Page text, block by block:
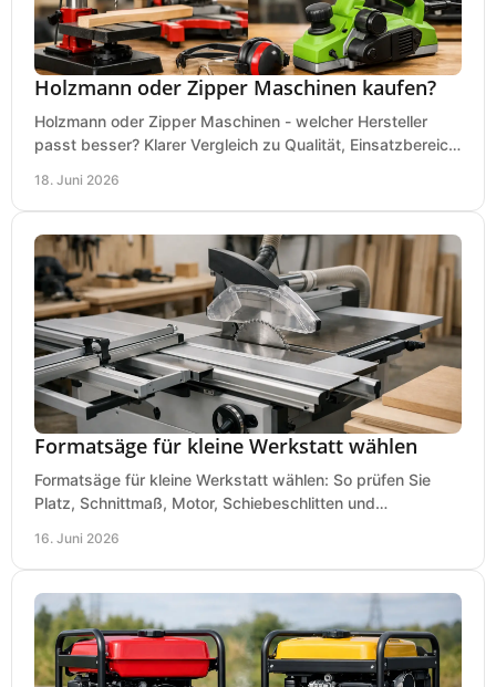
Holzmann oder Zipper Maschinen kaufen?
Holzmann oder Zipper Maschinen - welcher Hersteller
passt besser? Klarer Vergleich zu Qualität, Einsatzbereich,
18. Juni 2026
Formatsäge für kleine Werkstatt wählen
Formatsäge für kleine Werkstatt wählen: So prüfen Sie
Platz, Schnittmaß, Motor, Schiebeschlitten und
16. Juni 2026